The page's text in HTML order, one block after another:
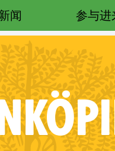
参与进
闻